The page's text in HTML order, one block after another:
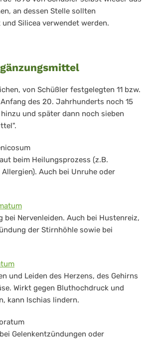
an dessen Stelle sollten
Silicea verwendet werden.
von Schüßler festgelegten 11 bzw.
Anfang des 20. Jahrhunderts noch 15
und später dann noch sieben
beim Heilungsprozess (z.B.
Auch bei Unruhe oder
bei Nervenleiden. Auch bei Hustenreiz,
der Stirnhöhle sowie bei
und Leiden des Herzens, des Gehirns
Wirkt gegen Bluthochdruck und
kann Ischias lindern.
Gelenkentzündungen oder